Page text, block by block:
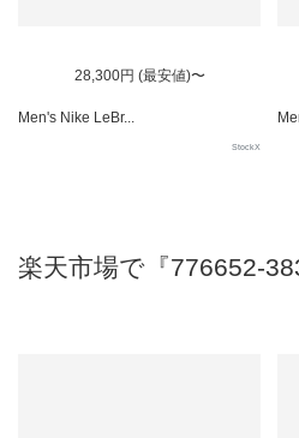
28,300円 (最安値)〜
Men's Nike LeBr...
StockX
楽天市場で『776652-